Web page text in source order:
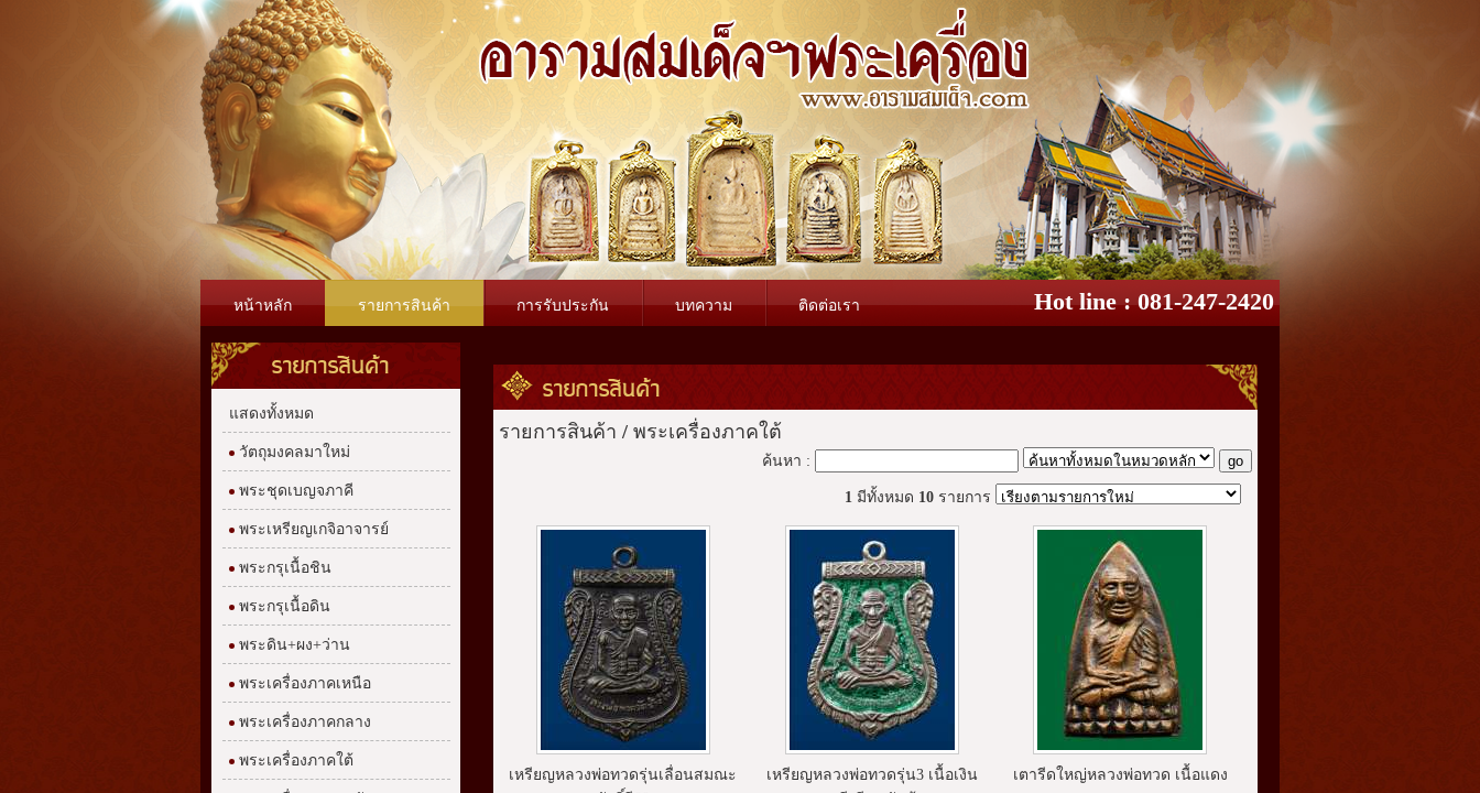
Hot line : 081-247-2420
หน้าหลัก รายการสินค้า การรับประกัน บทความ ติดต่อเรา
รายการสินค้า
แสดงทั้งหมด
วัตถุมงคลมาใหม่
พระชุดเบญจภาคี
พระเหรียญเกจิอาจารย์
พระกรุเนื้อชิน
พระกรุเนื้อดิน
พระดิน+ผง+ว่าน
พระเครื่องภาคเหนือ
พระเครื่องภาคกลาง
พระเครื่องภาคใต้
รายการสินค้า
รายการสินค้า / พระเครื่องภาคใต้
ค้นหา :
1 มีทั้งหมด 10 รายการ
เหรียญหลวงพ่อทวดรุ่นเลื่อนสมณะ
เหรียญหลวงพ่อทวดรุ่น3 เนื้อเงิน
เตารีดใหญ่หลวงพ่อทวด เนื้อแดง